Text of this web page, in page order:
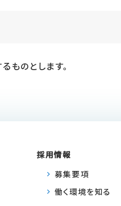
ものとします。
採用情報
募集要項
働く環境を知る